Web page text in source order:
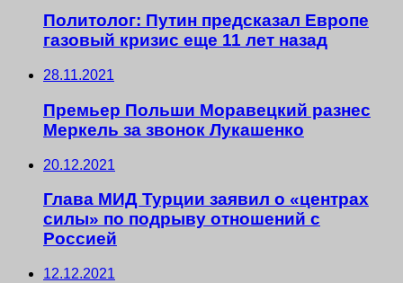
Политолог: Путин предсказал Европе
газовый кризис еще 11 лет назад
28.11.2021
Премьер Польши Моравецкий разнес
Меркель за звонок Лукашенко
20.12.2021
Глава МИД Турции заявил о «центрах
силы» по подрыву отношений с
Россией
12.12.2021